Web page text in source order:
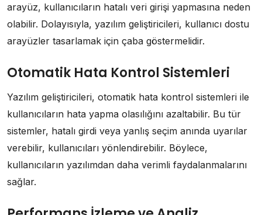
arayüz, kullanıcıların hatalı veri girişi yapmasına neden
olabilir. Dolayısıyla, yazılım geliştiricileri, kullanıcı dostu
arayüzler tasarlamak için çaba göstermelidir.
Otomatik Hata Kontrol Sistemleri
Yazılım geliştiricileri, otomatik hata kontrol sistemleri ile
kullanıcıların hata yapma olasılığını azaltabilir. Bu tür
sistemler, hatalı girdi veya yanlış seçim anında uyarılar
verebilir, kullanıcıları yönlendirebilir. Böylece,
kullanıcıların yazılımdan daha verimli faydalanmalarını
sağlar.